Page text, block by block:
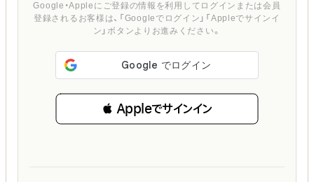
 Appleでサインイン
Google・Appleにご登録の情報を利用してログインまたは会員
登録されるお客様は、「Googleでログイン」「Appleでサインイ
ン」ボタンよりお進みください。